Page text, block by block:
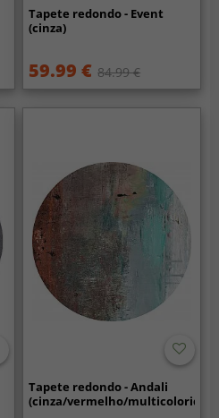
Tapete redondo - Event
(cinza)
59.99 € 84.99 €
Tapete redondo - Andali
(cinza/vermelho/multicolorido)